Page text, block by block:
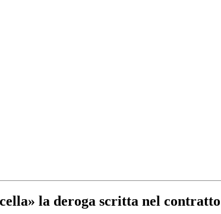
la deroga scritta nel contratto